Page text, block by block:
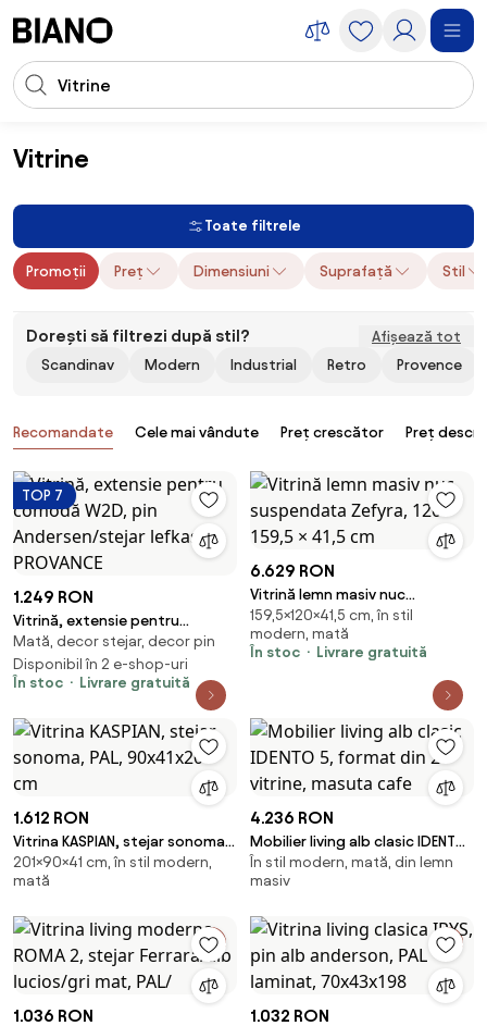
Introducerea căutării
Vitrine
Mobilier Dulapuri și corpuri mobilier
Toate filtrele
Promoții Preț Dimensiuni Suprafață Stil
Dorești să filtrezi după stil?
Afișează tot
Scandinav
Modern Industrial Retro Provence
Produse
Recomandate Cele mai vândute Preț crescător Preț
TOP 7
1.249 RON
Vitrină, extensie pentru
comodă W2D, pin
Andersen/stejar lefkas,
PROVANCE
Mată, decor stejar, decor pin
Disponibil în 2 e-shop-uri
În stoc
Livrare gratuită
6.629 RON
Vitrină lemn masiv nuc
suspendata Zefyra, 120 × 159,5 ×
41,5 cm
159,5×120×41,5 cm, în stil
modern, mată
În stoc
Livrare gratuită
1.612 RON
Vitrina KASPIAN, stejar sonoma,
PAL, 90x41x201 cm
201×90×41 cm, în stil modern,
mată
4.236 RON
Mobilier living alb clasic IDENTO
5, format din 2 vitrine, masuta
cafe
În stil modern, mată, din lemn
masiv
1.036 RON 1.032 RON